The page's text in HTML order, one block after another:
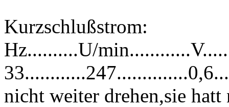
Kurzschlußstrom:
Hz..........U/
nicht weiter drehen,sie hatt